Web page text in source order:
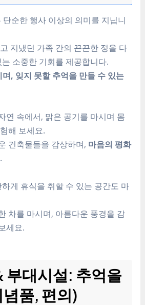
단순한 행사 이상의 의미를 지닙니
지냈던 가족 간의 끈끈한 정을 다
소중한 기회를 제공합니다.
, 잊지 못할 추억을 만들 수 있는
연 속에서, 맑은 공기를 마시며 몸
해 보세요.
건축물들을 감상하며, 마음의 평화
게 휴식을 취할 수 있는 공간도 마
차를 마시며, 아름다운 풍경을 감
세요.
부대시설: 추억을
품, 편의)